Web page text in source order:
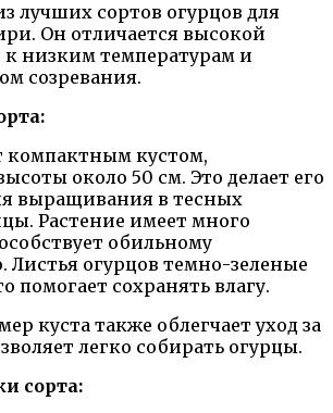
лучших сортов огурцов для
Он отличается высокой
к низким температурам и
созревания.
компактным кустом,
около 50 см. Это делает его
выращивания в тесных
Растение имеет много
обильному
огурцов темно-зеленые
помогает сохранять влагу.
куста также облегчает уход за
легко собирать огурцы.
сорта: